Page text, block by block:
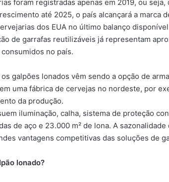
foram registradas apenas em 2019, ou seja,
até 2025, o país alcançará a marca
dos EUA no último balanço
de garrafas reutilizáveis já representam
no país.
galpões lonados vêm sendo a opção de
uma fábrica de cervejas no nordeste, por
da produção.
iluminação, calha, sistema de proteção
de aço e 23.000 m² de lona. A
vantagens competitivas das soluções de
lonado?